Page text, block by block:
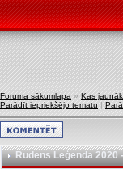
Foruma sākumlapa » Kas
Parādīt iepriekšējo tematu |
Rudens Leģenda 2020